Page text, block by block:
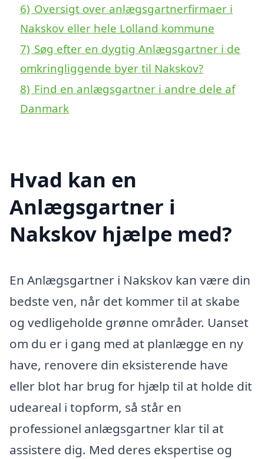
6) Oversigt over anlægsgartnerfirmaer i
Nakskov eller hele Lolland kommune
7) Søg efter en dygtig Anlægsgartner i de
omkringliggende byer til Nakskov?
8) Find en anlægsgartner i andre dele af
Danmark
Hvad kan en
Anlægsgartner i
Nakskov hjælpe med?
En Anlægsgartner i Nakskov kan være din
bedste ven, når det kommer til at skabe
og vedligeholde grønne områder. Uanset
om du er i gang med at planlægge en ny
have, renovere din eksisterende have
eller blot har brug for hjælp til at holde dit
udeareal i topform, så står en
professionel anlægsgartner klar til at
assistere dig. Med deres ekspertise og